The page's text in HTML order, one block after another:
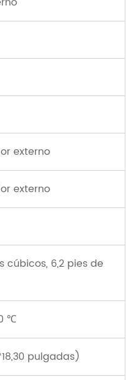
externo
externo
cúbicos, 6,2 pies de
℃
pulgadas)